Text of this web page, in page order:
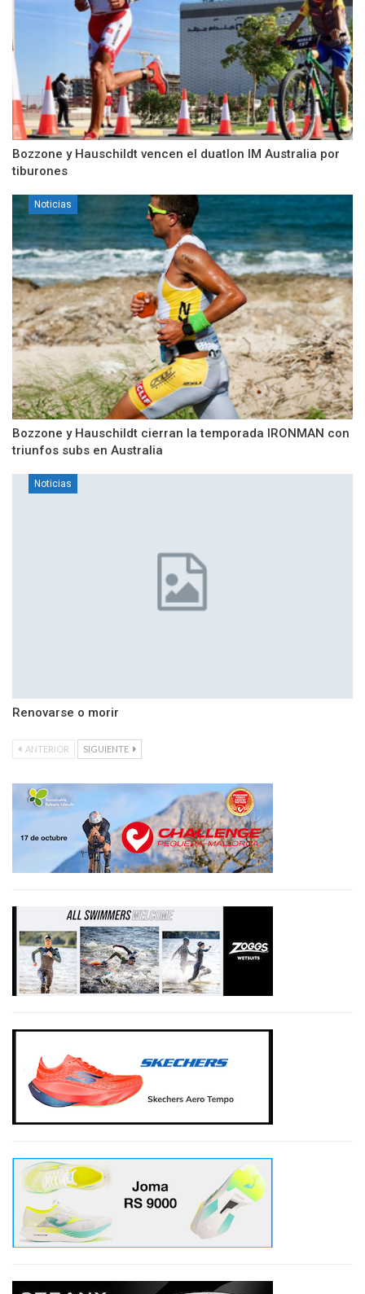
Bozzone y Hauschildt vencen el duatlon IM Australia por
tiburones
Noticias
Bozzone y Hauschildt cierran la temporada IRONMAN con
triunfos subs en Australia
Noticias
Renovarse o morir
ANTERIOR SIGUIENTE